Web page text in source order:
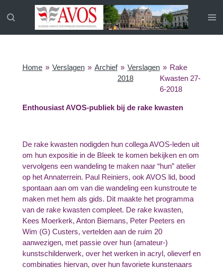
direct
Home » Verslagen » Archief » Verslagen
2018
» Rake
Kwasten 27-
6-2018
Enthousiast AVOS-publiek bij de rake kwasten
De rake kwasten nodigden hun collega AVOS-leden uit
om hun expositie in de Bleek te komen bekijken en om
vervolgens een wandeling te maken naar “hun” atelier
op het Annaterrein. Paul Reiniers, ook AVOS lid, bood
spontaan aan om van die wandeling een kunstroute te
maken met hem als gids. Dit maakte het programma
van de rake kwasten compleet. De rake kwasten,
Kees Moerkerk, Anton Biemans, Peter Peeters en
Wim (G) Custers, vertelden aan de ruim 20
aanwezigen, met passie over hun (amateur-)
kunstschilderwerk, over het werken in acryl, olieverf en
combinaties hiervan, over hun favoriete kunstenaars